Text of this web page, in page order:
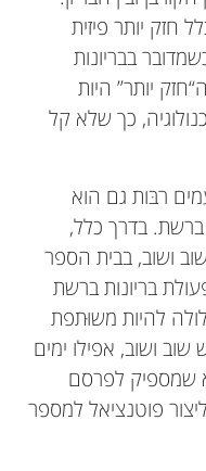
חזק יותר פיזית
בבריונות
יותר” היות
כך שלא קל
רבּות גם הוא
ברשת. בדרך כלל,
ושוב, בבית הספר
בריונות ברשת
להיות משוּתפת
ושוב, אפילו ימים
שמספיק לפרסם
פוטנציאל למספר